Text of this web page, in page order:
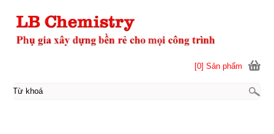
[0] Sản phẩm